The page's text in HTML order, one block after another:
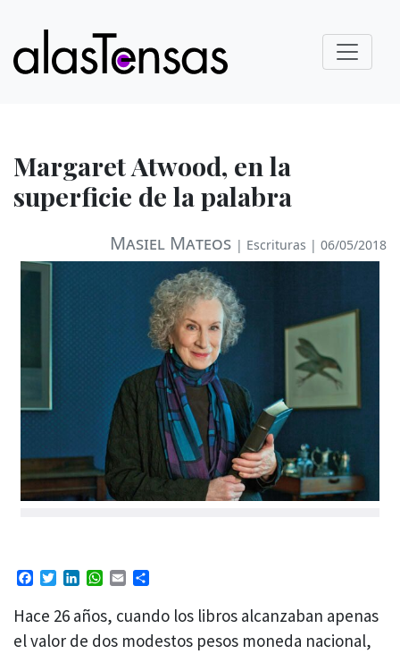
Margaret Atwood, en la
superficie de la palabra
Masiel Mateos | Escrituras | 06/05/2018
Facebook
TwitterLinkedIn
WhatsApp
Email
Hace 26 años, cuando los libros alcanzaban apenas
el valor de dos modestos pesos moneda nacional,